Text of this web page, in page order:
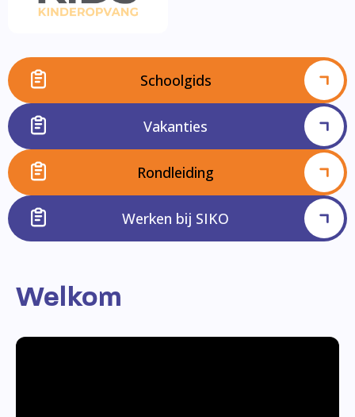
Schoolgids
Vakanties
Rondleiding
Werken bij SIKO
Welkom